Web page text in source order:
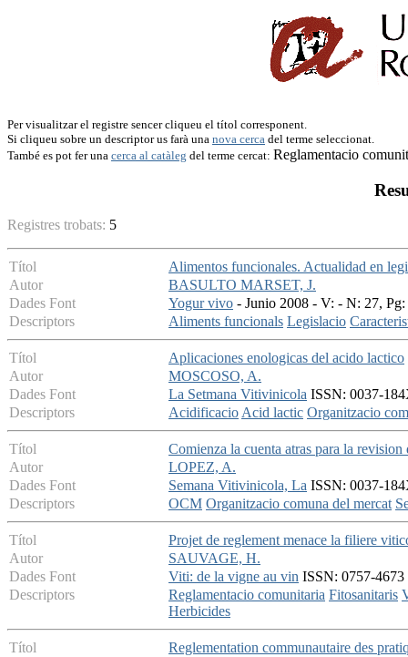
Per visualitzar el registre sencer cliqueu el títol corresponent.
Si cliqueu sobre un descriptor us farà una nova cerca del terme seleccionat.
També es pot fer una cerca al catàleg del terme cercat: Reglamentacio
Registres trobats: 5
Títol
Alimentos funcionales. Actualidad en
Autor
BASULTO MARSET, J.
Dades Font
Yogur vivo - Junio 2008 - V: - N: 27,
Descriptors
Aliments funcionals Legislacio
Títol
Aplicaciones enologicas del acido lactico
Autor
MOSCOSO, A.
Dades Font
La Setmana Vitivinicola ISSN: 0037-
Descriptors
AcidificacioAcid lactic Organitzacio
Títol
Comienza la cuenta atras para la
Autor
LOPEZ, A.
Dades Font
Semana Vitivinicola, La ISSN: 0037-
Descriptors
OCM Organitzacio comuna del mercat
Títol
Projet de reglement menace la filiere
Autor
SAUVAGE, H.
Dades Font
Viti: de la vigne au vin ISSN: 0757-
Descriptors
Reglamentacio comunitaria Fitosanitaris
Herbicides
Títol
Reglementation communautaire des